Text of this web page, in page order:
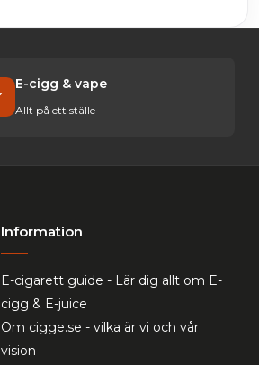
E-cigg & vape
Allt på ett ställe
Information
E-cigarett guide - Lär dig allt om E-
cigg & E-juice
Om cigge.se - vilka är vi och vår
vision